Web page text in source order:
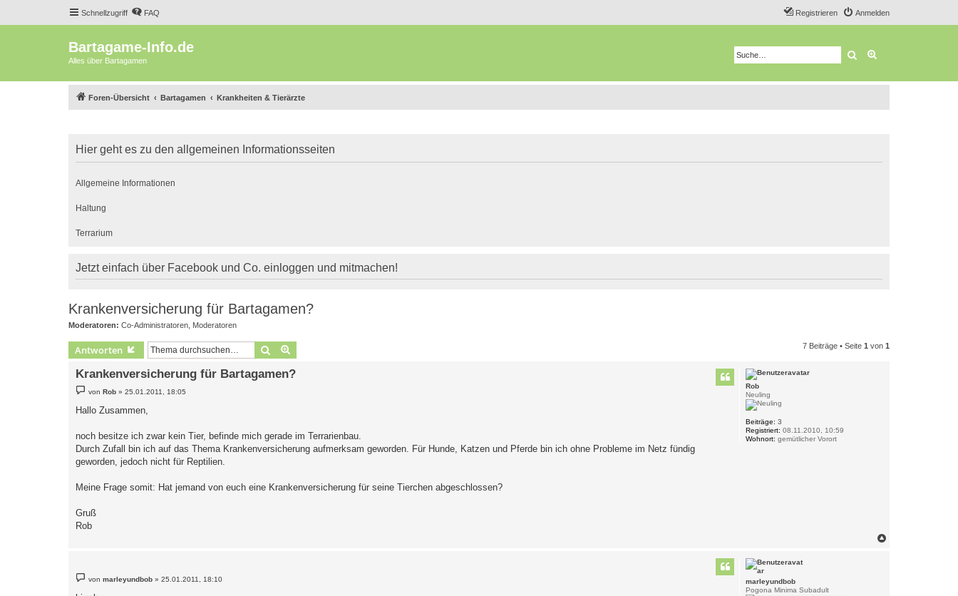
Schnellzugriff FAQ Anmelden
Registrieren
Bartagame-Info.de
Alles über Bartagamen Suche
Foren-Übersicht Bartagamen Krankheiten & Tierärzte
Hier geht es zu den allgemeinen Informationsseiten
Allgemeine Informationen
Haltung
Terrarium
Jetzt einfach über Facebook und Co. einloggen und mitmachen!
Krankenversicherung für Bartagamen?
Moderatoren: Co-Administratoren Moderatoren
Antworten Suche 7 Beiträge • Seite 1 von 1
Rob
Neuling
Beiträge: 3
Registriert: 08.11.2010, 10:59
Wohnort: gemütlicher Vorort
Krankenversicherung für Bartagamen?
e
i
t
g
vonRob »25.01.2011, 18:05
Hallo Zusammen,
noch besitze ich zwar kein Tier, befinde mich gerade im Terrarienbau.
Durch Zufall bin ich auf das Thema Krankenversicherung aufmerksam geworden. Für Hunde, Katzen und Pferde bin ich ohne Probleme im Netz fündig
geworden, jedoch nicht für Reptilien.
Meine Frage somit: Hat jemand von euch eine Krankenversicherung für seine Tierchen abgeschlossen?
Gruß
Rob
marleyundbob
Pogona Minima Subadult
e
vonmarleyundbob »25.01.2011, 18:10